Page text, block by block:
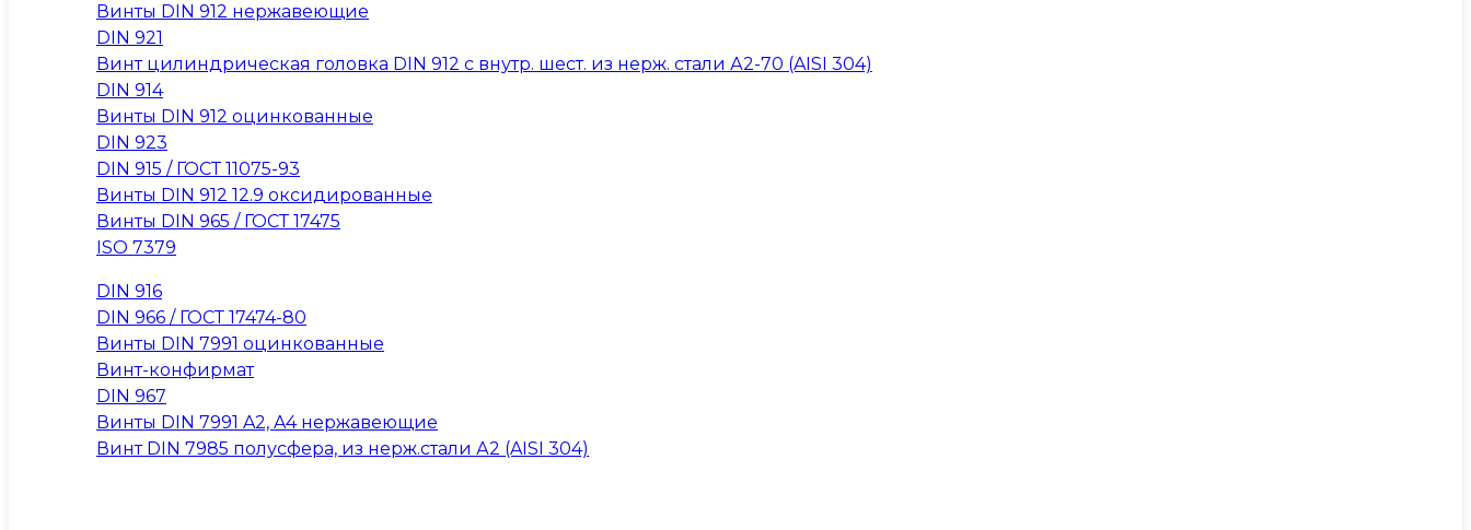
Винты DIN 912 нержавеющие
DIN 921
Винт цилиндрическая головка DIN 912 с внутр. шест. из нерж. стали А2-70 (AISI 304)
DIN 914
Винты DIN 912 оцинкованные
DIN 923
DIN 915 / ГОСТ 11075-93
Винты DIN 912 12.9 оксидированные
Винты DIN 965 / ГОСТ 17475
ISO 7379
DIN 916
DIN 966 / ГОСТ 17474-80
Винты DIN 7991 оцинкованные
Винт-конфирмат
DIN 967
Винты DIN 7991 A2, A4 нержавеющие
Винт DIN 7985 полусфера, из нерж.стали А2 (AISI 304)